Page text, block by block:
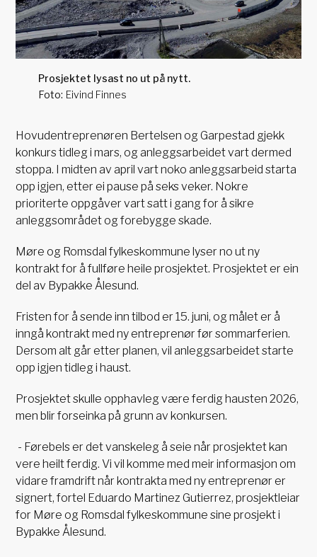
Prosjektet lysast no ut på nytt.
Eivind Finnes
Hovudentreprenøren Bertelsen og Garpestad gjekk
konkurs tidleg i mars, og anleggsarbeidet vart dermed
stoppa. I midten av april vart noko anleggsarbeid starta
opp igjen, etter ei pause på seks veker. Nokre
prioriterte oppgåver vart satt i gang for å sikre
anleggsområdet og forebygge skade.
Møre og Romsdal fylkeskommune lyser no ut ny
kontrakt for å fullføre heile prosjektet. Prosjektet er ein
del av Bypakke Ålesund.
Fristen for å sende inn tilbod er 15. juni, og målet er å
inngå kontrakt med ny entreprenør før sommarferien.
Dersom alt går etter planen, vil anleggsarbeidet starte
opp igjen tidleg i haust.
Prosjektet skulle opphavleg være ferdig hausten 2026,
men blir forseinka på grunn av konkursen.
- Førebels er det vanskeleg å seie når prosjektet kan
vere heilt ferdig. Vi vil komme med meir informasjon om
vidare framdrift når kontrakta med ny entreprenør er
signert, fortel Eduardo Martinez Gutierrez, prosjektleiar
for Møre og Romsdal fylkeskommune sine prosjekt i
Bypakke Ålesund.